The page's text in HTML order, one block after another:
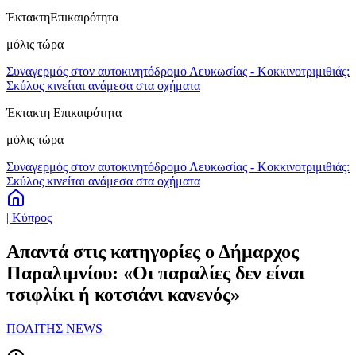
ΈκτακτηΕπικαιρότητα
μόλις τώρα
Συναγερμός στον αυτοκινητόδρομο Λευκωσίας - Κοκκινοτριμιθιάς:
Σκύλος κινείται ανάμεσα στα οχήματα
Έκτακτη Επικαιρότητα
μόλις τώρα
Συναγερμός στον αυτοκινητόδρομο Λευκωσίας - Κοκκινοτριμιθιάς:
Σκύλος κινείται ανάμεσα στα οχήματα
| Κύπρος
Απαντά στις κατηγορίες ο Δήμαρχος
Παραλιμνίου: «Οι παραλίες δεν είναι
τσιφλίκι ή κοτσιάνι κανενός»
ΠΟΛΙΤΗΣ NEWS